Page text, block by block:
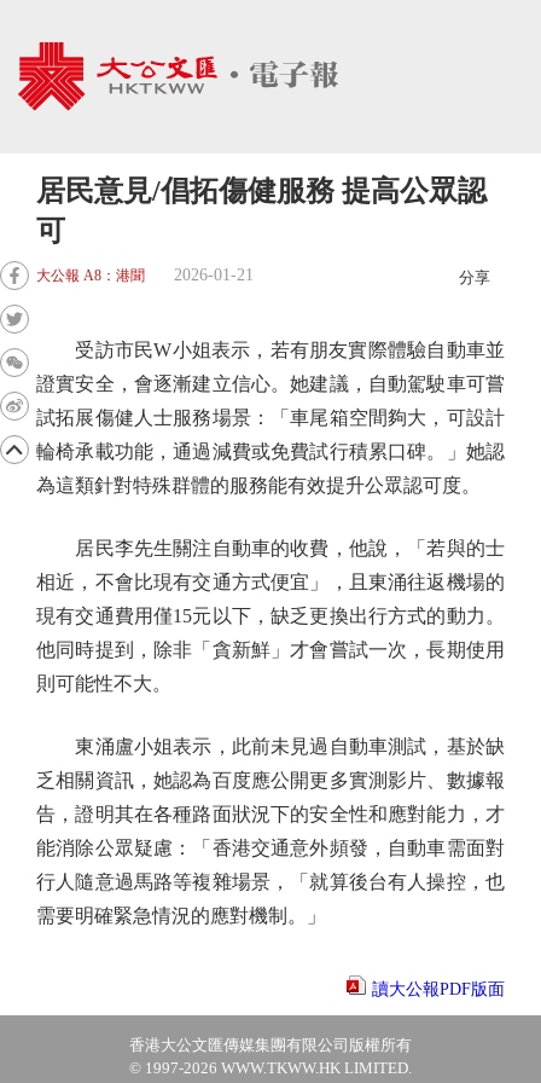
居民意見/倡拓傷健服務 提高公眾認
可
大公報 A8：港聞 2026-01-21 分享
受訪市民W小姐表示，若有朋友實際體驗自動車並
證實安全，會逐漸建立信心。她建議，自動駕駛車可嘗
試拓展傷健人士服務場景：「車尾箱空間夠大，可設計
輪椅承載功能，通過減費或免費試行積累口碑。」她認
為這類針對特殊群體的服務能有效提升公眾認可度。
居民李先生關注自動車的收費，他說，「若與的士
相近，不會比現有交通方式便宜」，且東涌往返機場的
現有交通費用僅15元以下，缺乏更換出行方式的動力。
他同時提到，除非「貪新鮮」才會嘗試一次，長期使用
則可能性不大。
東涌盧小姐表示，此前未見過自動車測試，基於缺
乏相關資訊，她認為百度應公開更多實測影片、數據報
告，證明其在各種路面狀況下的安全性和應對能力，才
能消除公眾疑慮：「香港交通意外頻發，自動車需面對
行人隨意過馬路等複雜場景，「就算後台有人操控，也
需要明確緊急情況的應對機制。」
讀大公報PDF版面
香港大公文匯傳媒集團有限公司版權所有
© 1997-2026 WWW.TKWW.HK LIMITED.